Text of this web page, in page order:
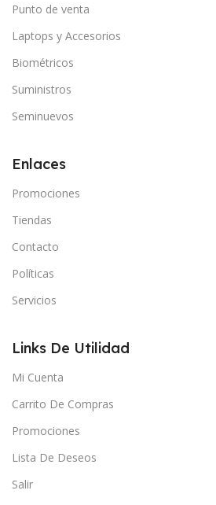
Punto de venta
Laptops y Accesorios
Biométricos
Suministros
Seminuevos
Enlaces
Promociones
Tiendas
Contacto
Políticas
Servicios
Links De Utilidad
Mi Cuenta
Carrito De Compras
Promociones
Lista De Deseos
Salir